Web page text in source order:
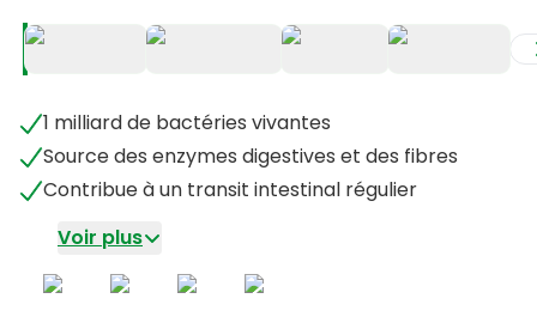
1 milliard de bactéries vivantes
Source des enzymes digestives et des fibres
Contribue à un transit intestinal régulier
Voir plus